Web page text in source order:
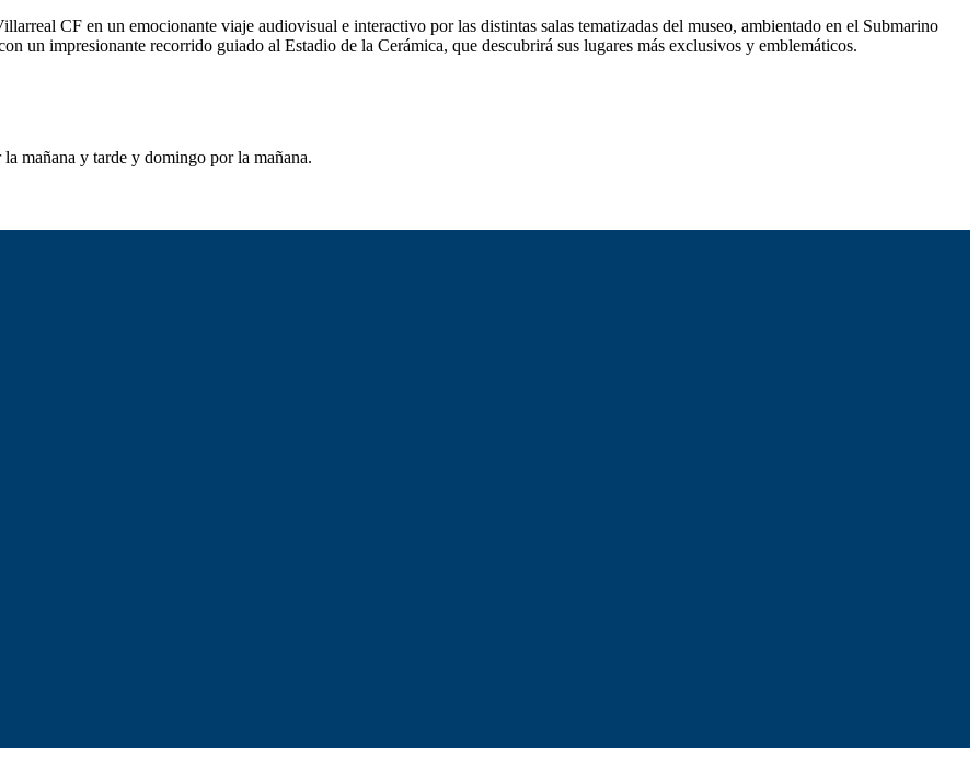
CF en un emocionante viaje audiovisual e interactivo por las distintas salas tematizadas del museo, ambientado en el Submarino
un impresionante recorrido guiado al Estadio de la Cerámica, que descubrirá sus lugares más exclusivos y emblemáticos.
mañana y tarde y domingo por la mañana.